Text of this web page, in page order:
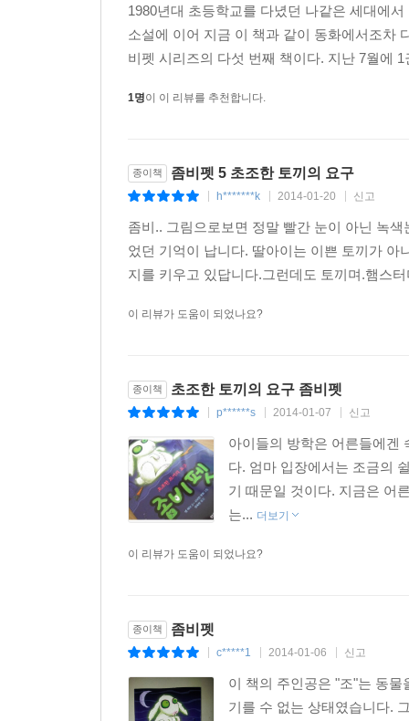
1980년대 초등학교를 다녔던 나같은 세대에
소설에 이어 지금 이 책과 같이 동화에서조차
비펫 시리즈의 다섯 번째 책이다. 지난 7월에
1명이 이 리뷰를 추천합니다.
종이책 좀비펫 5 초조한 토끼의 요구
h*******k 2014-01-20 신고
좀비.. 그림으로보면 정말 빨간 눈이 아닌 녹
었던 기억이 납니다. 딸아이는 이쁜 토끼가
지를 키우고 있답니다.그런데도 토끼며.햄스
이 리뷰가 도움이 되었나요?
종이책 초조한 토끼의 요구 좀비펫
p******s 2014-01-07 신고
아이들의 방학은 어른들에겐
다. 엄마 입장에서는 조금의
기 때문일 것이다. 지금은 어
는... 더보기
이 리뷰가 도움이 되었나요?
종이책 좀비펫
c*****1 2014-01-06 신고
이 책의 주인공은 "조"는 동
기를 수 없는 상태였습니다.